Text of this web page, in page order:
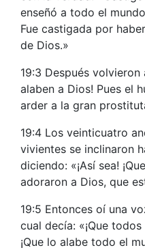
enseñó a todo el
Fue castigada por
de Dios.»
19:3 Después volvieron
alaben a Dios! Pues el
arder a la gran
19:4 Los veinticuatro
vivientes se inclinaron
diciendo: «¡Así sea!
adoraron a Dios, que
19:5 Entonces oí una
cual decía: «¡Que
¡Que lo alabe todo el